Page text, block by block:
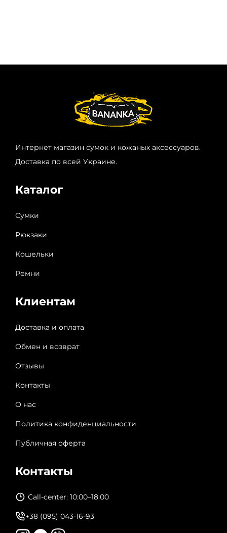
Интернет магазин сумок и кожаных аксессуаров.
Доставка по всей Украине.
Каталог
Сумки
Рюкзаки
Кошельки
Ремни
Клиентам
Доставка и оплата
Обмен и возврат
Отзывы
Контакты
О нас
Политика конфиденциальности
Публичная оферта
Контакты
Call-center: 10:00–18:00
+38 (095) 043-16-93